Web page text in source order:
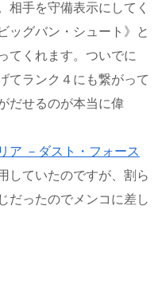
相手を守備表示にしてく
ッグバン・シュート》と
てくれます。ついでに
てランク４にも繋がって
だせるのが本当に偉
ア －ダスト・フォース
していたのですが、割ら
だったのでメンコに差し